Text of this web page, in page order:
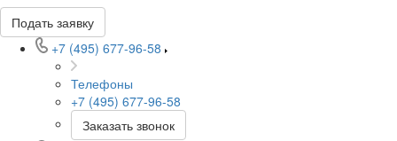
Подать заявку
+7 (495) 677-96-58
Телефоны
+7 (495) 677-96-58
Заказать звонок